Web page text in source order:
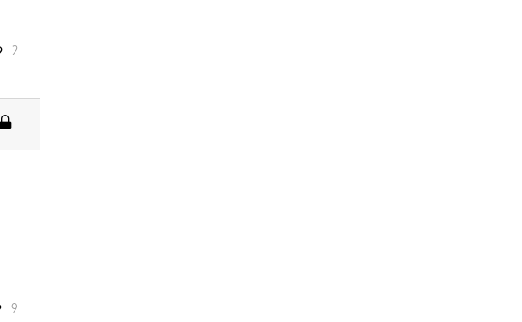
2
9